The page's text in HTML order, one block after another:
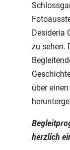
Desideria
zu sehen.
über
herzlich